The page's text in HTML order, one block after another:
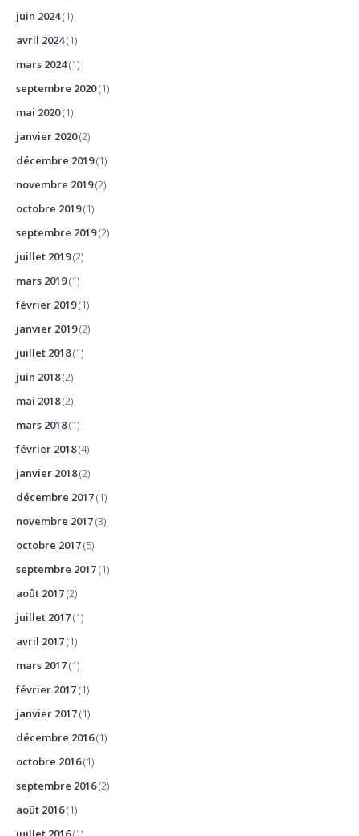
juin 2024(1)
avril 2024(1)
mars 2024(1)
septembre 2020(1)
mai 2020(1)
janvier 2020(2)
décembre 2019(1)
novembre 2019(2)
octobre 2019(1)
septembre 2019(2)
juillet 2019(2)
mars 2019(1)
février 2019(1)
janvier 2019(2)
juillet 2018(1)
juin 2018(2)
mai 2018(2)
mars 2018(1)
février 2018(4)
janvier 2018(2)
décembre 2017(1)
novembre 2017(3)
octobre 2017(5)
septembre 2017(1)
août 2017(2)
juillet 2017(1)
avril 2017(1)
mars 2017(1)
février 2017(1)
janvier 2017(1)
décembre 2016(1)
octobre 2016(1)
septembre 2016(2)
août 2016(1)